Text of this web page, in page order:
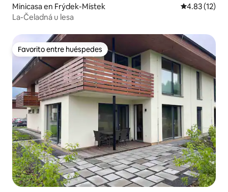
Minicasa en Frýdek-Místek Calificación
4.83 (12)
La-Čeladná u lesa
Favorito entre huéspedes
Favorito entre huéspedes